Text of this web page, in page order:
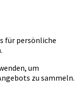
für persönliche
um
zu sammeln.